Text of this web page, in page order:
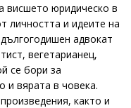
висшето юридическо в
личността и идеите на
адвокат
вегетарианец,
се бори за
и вярата в човека.
както и